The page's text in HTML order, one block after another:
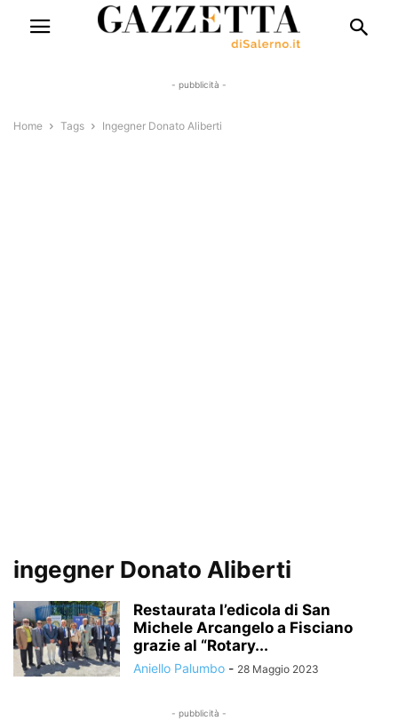
- pubblicità -
Home Tags Ingegner Donato Aliberti
ingegner Donato Aliberti
Restaurata l’edicola di San
Michele Arcangelo a Fisciano
grazie al “Rotary...
Aniello Palumbo - 28 Maggio 2023
- pubblicità -